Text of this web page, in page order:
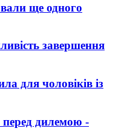
ще одного
завершення
для чоловіків із
перед дилемою -